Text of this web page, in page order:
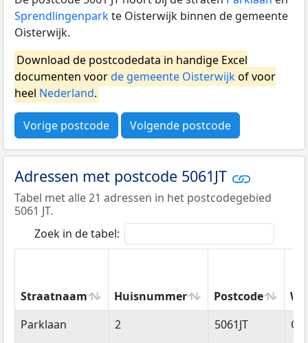
Sprendlingenparkte Oisterwijk binnen de gemeente
Oisterwijk.
Download de postcodedata in handige Excel
documenten voorde gemeente Oisterwijkof voor
heel Nederland.
Vorige postcode Volgende postcode
Adressen met postcode 5061JT
Tabel met alle 21 adressen in het postcodegebied
5061 JT.
Zoek in de tabel:
Straatnaam Huisnummer Postcode
Straatnaam
Huisnummer Postcode
Parklaan 2 5061JT